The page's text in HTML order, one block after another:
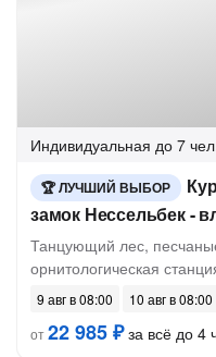
Индивидуальная до 7
ЛУЧШИЙ ВЫБОР
замок Нессельбек -
Танцующий лес,
орнитологическая
9 авг в 08:00
10 авг в 08:00
от22 985 ₽за всё до 4